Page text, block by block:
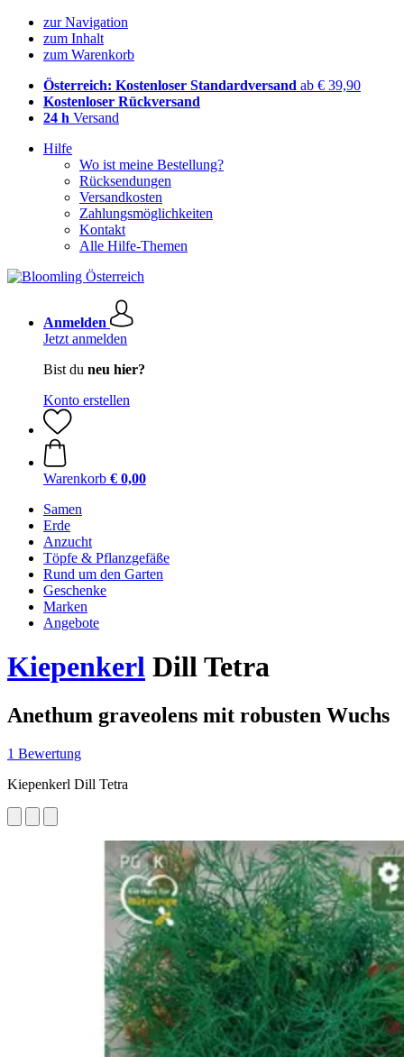
zur Navigation
zum Inhalt
zum Warenkorb
Österreich: Kostenloser Standardversand ab € 39,90
Kostenloser Rückversand
24 h Versand
Hilfe
Wo ist meine Bestellung?
Rücksendungen
Versandkosten
Zahlungsmöglichkeiten
Kontakt
Alle Hilfe-Themen
Anmelden
Jetzt anmelden
Bist du neu hier?
Konto erstellen
Warenkorb € 0,00
Samen
Erde
Anzucht
Töpfe & Pflanzgefäße
Rund um den Garten
Geschenke
Marken
Angebote
Kiepenkerl Dill Tetra
Anethum graveolens mit robusten Wuchs
1 Bewertung
Kiepenkerl Dill Tetra